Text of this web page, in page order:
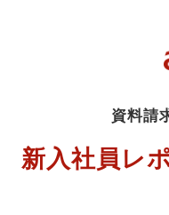
資料請
新入社員レ